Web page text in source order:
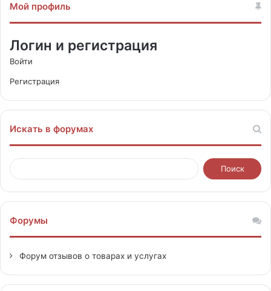
Мой профиль
Логин и регистрация
Войти
Регистрация
Искать в форумах
Форумы
Форум отзывов о товарах и услугах